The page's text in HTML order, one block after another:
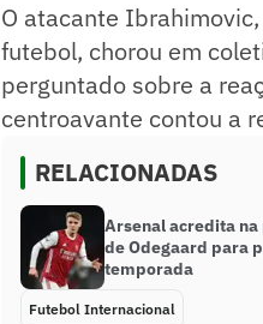
O atacante
futebol, chorou em
perguntado sobre a
centroavante contou a
RELACIONADAS
Arsenal acredita
de Odegaard para
temporada
Futebol Internacional